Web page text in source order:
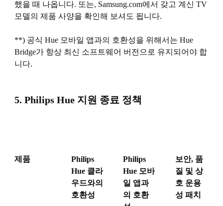
했을 때 나옵니다. 또는, Samsung.com에서 갖고 계신 TV
모델의 제품 사양을 확인해 보셔도 됩니다.
**) 공식 Hue 모바일 앱과의 호환성을 위해서는 Hue
Bridge가 항상 최신 소프트웨어 버전으로 유지되어야 합
니다.
5. Philips Hue 지원 종료 정책
제품
Philips
Hue 클라
우드와의
호환성
Philips
Hue 모바
일 앱과
의 호환
보안, 품
질 및 상
호 운용
성 패치